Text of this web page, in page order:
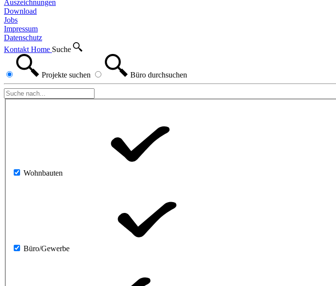
Auszeichnungen
Download
Jobs
Impressum
Datenschutz
Kontakt Home Suche
Projekte suchen Büro durchsuchen
Wohnbauten
Büro/Gewerbe